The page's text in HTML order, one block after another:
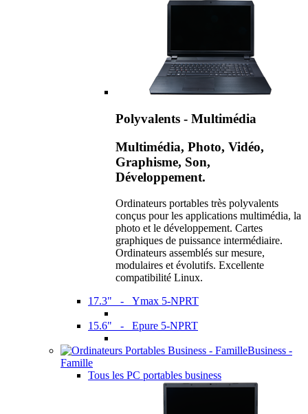
Polyvalents - Multimédia
Multimédia, Photo, Vidéo,
Graphisme, Son,
Développement.
Ordinateurs portables très polyvalents
conçus pour les applications multimédia, la
photo et le développement. Cartes
graphiques de puissance intermédiaire.
Ordinateurs assemblés sur mesure,
modulaires et évolutifs. Excellente
compatibilité Linux.
17.3" - Ymax 5-NPRT
15.6" - Epure 5-NPRT
Business -
Famille
Tous les PC portables business